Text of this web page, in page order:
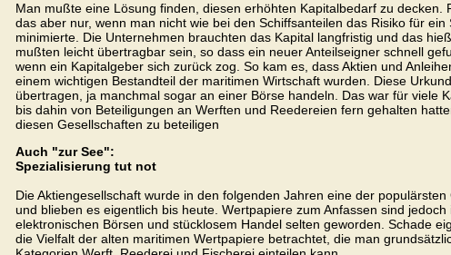
Man mußte eine Lösung finden, diesen erhöhten Kapitalbedarf zu decken.
das aber nur, wenn man nicht wie bei den Schiffsanteilen das Risiko für
minimierte. Die Unternehmen brauchten das Kapital langfristig und das
mußten leicht übertragbar sein, so dass ein neuer Anteilseigner schnell
wenn ein Kapitalgeber sich zurück zog. So kam es, dass Aktien und
einem wichtigen Bestandteil der maritimen Wirtschaft wurden. Diese
übertragen, ja manchmal sogar an einer Börse handeln. Das war für viele
bis dahin von Beteiligungen an Werften und Reedereien fern gehalten
diesen Gesellschaften zu beteiligen
Auch "zur See":
Spezialisierung tut not
Die Aktiengesellschaft wurde in den folgenden Jahren eine der
und blieben es eigentlich bis heute. Wertpapiere zum Anfassen sind jedoch
elektronischen Börsen und stücklosem Handel selten geworden. Schade
die Vielfalt der alten maritimen Wertpapiere betrachtet, die man